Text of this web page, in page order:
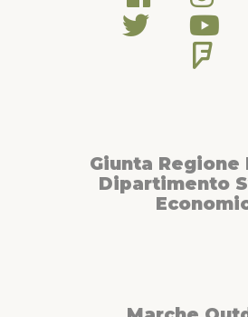
Giunta Regione
Dipartimento